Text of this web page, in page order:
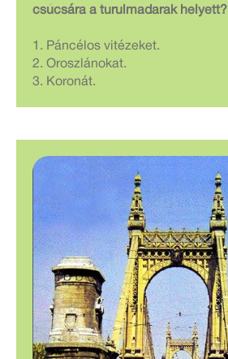
csúcsára a turulmadarak helyett?
1. Páncélos vitézeket.
2. Oroszlánokat.
3. Koronát.